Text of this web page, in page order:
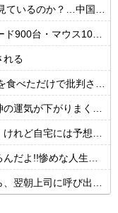
のか？…中国メディア！
」→秋葉原が大変なことになってしまう
れる
ただけで批判される
が下がりまくるやろな
らく厄介になるよ」ギャンブル中毒&借金まみれな義父だった!
な人生受け入れろよ!!」
司に呼び出された結果